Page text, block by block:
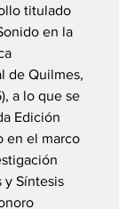
titulado
en la
de Quilmes,
a lo que se
Edición
en el marco
y Síntesis